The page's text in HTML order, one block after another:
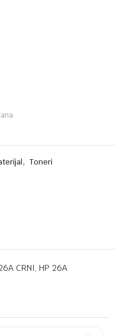
, Toneri
CRNI, HP 26A